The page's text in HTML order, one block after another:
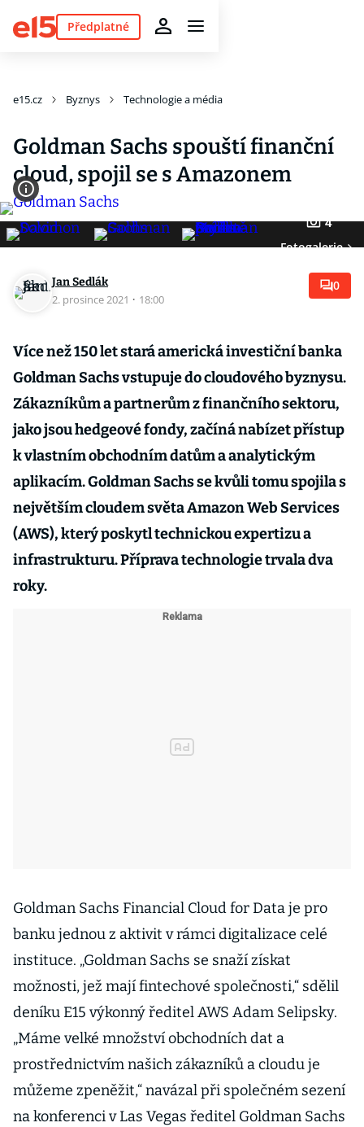
Předplatné
e15.cz Byznys Technologie a média
Goldman Sachs spouští finanční
cloud, spojil se s Amazonem
4
Fotogalerie
Jan Sedlák
2. prosince 2021 · 18:00
0
Více než 150 let stará americká investiční banka
Goldman Sachs vstupuje do cloudového byznysu.
Zákazníkům a partnerům z finančního sektoru,
jako jsou hedgeové fondy, začíná nabízet přístup
k vlastním obchodním datům a analytickým
aplikacím. Goldman Sachs se kvůli tomu spojila s
největším cloudem světa Amazon Web Services
(AWS), který poskytl technickou expertizu a
infrastrukturu. Příprava technologie trvala dva
roky.
Goldman Sachs Financial Cloud for Data je pro
banku jednou z aktivit v rámci digitalizace celé
instituce. „Goldman Sachs se snaží získat
možnosti, jež mají fintechové společnosti,“ sdělil
deníku E15 výkonný ředitel AWS Adam Selipsky.
„Máme velké množství obchodních dat a
prostřednictvím našich zákazníků a cloudu je
můžeme zpeněžit,“ navázal při společném sezení
na konferenci v Las Vegas ředitel Goldman Sachs